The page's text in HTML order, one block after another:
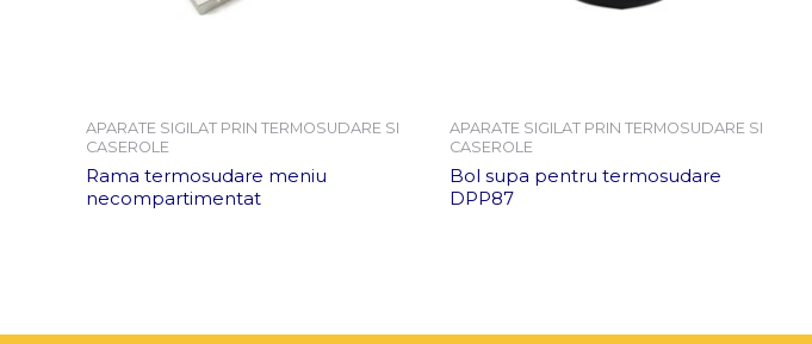
APARATE SIGILAT PRIN TERMOSUDARE SI
CASEROLE
Rama termosudare meniu
necompartimentat
APARATE SIGILAT PRIN TERMOSUDARE SI
CASEROLE
Bol supa pentru termosudare
DPP87